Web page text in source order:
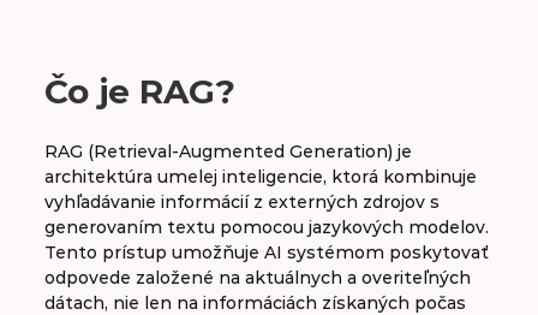
RAG – Retrieval Augmented Generation
Random forest
Čo je RAG?
RAG (Retrieval-Augmented Generation) je
architektúra umelej inteligencie, ktorá kombinuje
vyhľadávanie informácií z externých zdrojov s
generovaním textu pomocou jazykových modelov.
Tento prístup umožňuje AI systémom poskytovať
odpovede založené na aktuálnych a overiteľných
dátach, nie len na informáciách získaných počas